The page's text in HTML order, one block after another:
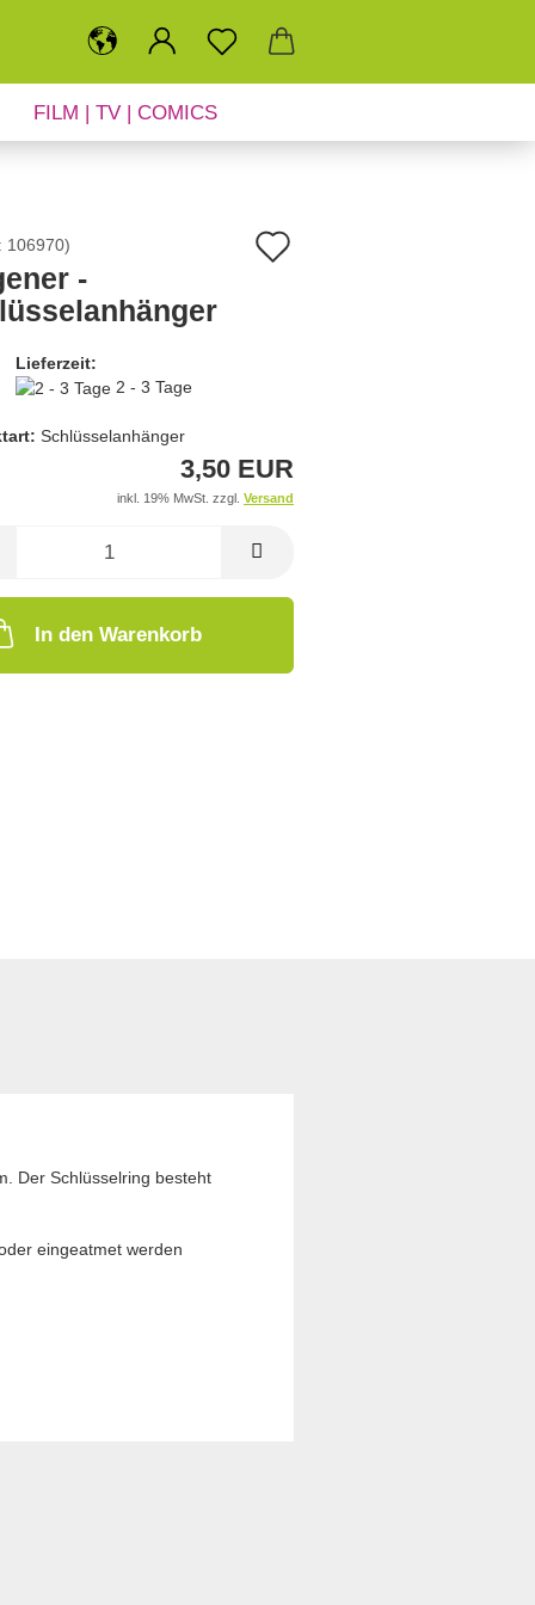
FILM | TV | COMICS
106970)
-
Lieferzeit:
2 - 3 Tage
Schlüsselanhänger
3,50 EUR
inkl. 19% MwSt. zzgl. Versand
In den Warenkorb
Der Schlüsselring besteht
eingeatmet werden